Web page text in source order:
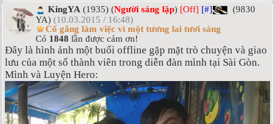
KingYA (1935) (Người sáng lập) [Off] [#]
(9830
YA) (10.03.2015 / 16:48)
Cố gắng làm việc vì một tương lai tươi sáng
Có 1848 lần được cảm ơn!
Đây là hình ảnh một buổi offline gặp mặt trò chuyện và giao
lưu của một số thành viên trong diễn đàn mình tại Sài Gòn.
Mình và Luyện Hero: